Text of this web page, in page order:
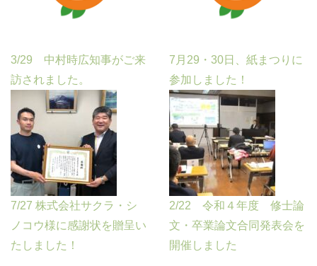
3/29 中村時広知事がご来
訪されました。
7月29・30日、紙まつりに
参加しました！
7/27 株式会社サクラ・シ
ノコウ様に感謝状を贈呈い
たしました！
2/22 令和４年度 修士論
文・卒業論文合同発表会を
開催しました